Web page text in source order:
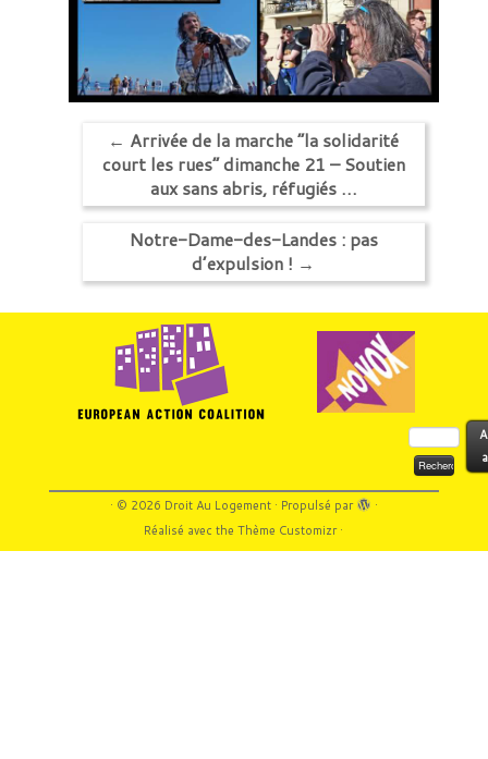
← Arrivée de la marche “la solidarité
court les rues” dimanche 21 – Soutien
aux sans abris, réfugiés …
Notre-Dame-des-Landes : pas
d’expulsion ! →
Rechercher :
· © 2026 Droit Au Logement· Propulsé par
·
Réalisé avec theThème Customizr·